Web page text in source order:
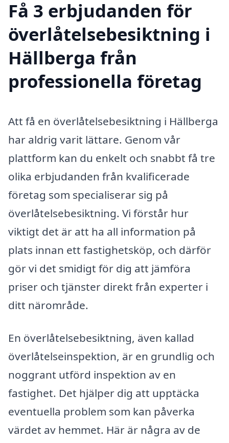
Få 3 erbjudanden för
överlåtelsebesiktning i
Hällberga från
professionella företag
Att få en överlåtelsebesiktning i Hällberga
har aldrig varit lättare. Genom vår
plattform kan du enkelt och snabbt få tre
olika erbjudanden från kvalificerade
företag som specialiserar sig på
överlåtelsebesiktning. Vi förstår hur
viktigt det är att ha all information på
plats innan ett fastighetsköp, och därför
gör vi det smidigt för dig att jämföra
priser och tjänster direkt från experter i
ditt närområde.
En överlåtelsebesiktning, även kallad
överlåtelseinspektion, är en grundlig och
noggrant utförd inspektion av en
fastighet. Det hjälper dig att upptäcka
eventuella problem som kan påverka
värdet av hemmet. Här är några av de